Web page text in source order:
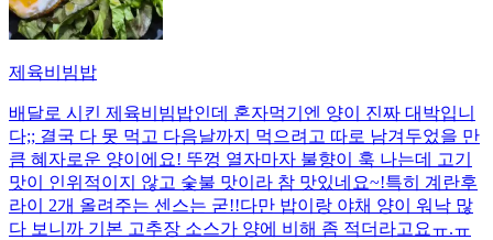
제육비빔밥
배달로 시킨 제육비빔밥인데 혼자먹기엔 양이 진짜 대박입니
다;; 결국 다 못 먹고 다음날까지 먹으려고 따로 남겨두었을 만
큼 혜자로운 양이에요! 뚜껑 열자마자 불향이 훅 나는데 고기
맛이 인위적이지 않고 숯불 맛이라 참 맛있네요~!특히 계란후
라이 2개 올려주는 센스는 굳!! ​다만 밥이랑 야채 양이 워낙 많
다 보니까 기본 고추장 소스가 양에 비해 좀 적더라고요ㅠ.ㅠ